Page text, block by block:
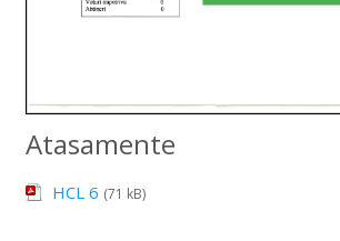
Atasamente
HCL 6 (71 kB)